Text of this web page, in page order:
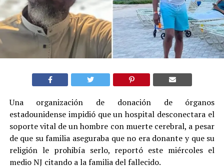
Una organización de donación de órganos
estadounidense impidió que un hospital desconectara el
soporte vital de un hombre con muerte cerebral, a pesar
de que su familia aseguraba que no era donante y que su
religión le prohibía serlo, reportó este miércoles el
medio NJ citando a la familia del fallecido.